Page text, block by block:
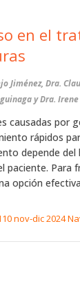
en el
Jiménez, Dra.
y Dra.
causadas por
rápidos
depende del
paciente. Para
opción
nov-dic 2024